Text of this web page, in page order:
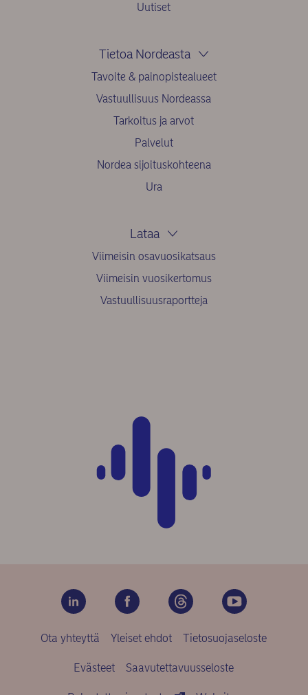
Uutiset
Tietoa Nordeasta
Tavoite & painopistealueet
Vastuullisuus Nordeassa
Tarkoitus ja arvot
Palvelut
Nordea sijoituskohteena
Ura
Lataa
Viimeisin osavuosikatsaus
Viimeisin vuosikertomus
Vastuullisuusraportteja
Ota yhteyttä Yleiset ehdot Tietosuojaseloste
Evästeet Saavutettavuusseloste